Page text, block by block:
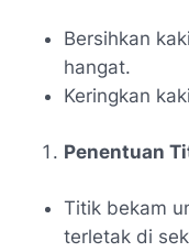
Bersihkan
hangat.
Keringkan
Penentuan
Titik bekam
terletak di